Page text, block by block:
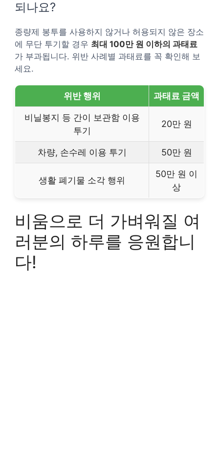
되나요?
종량제 봉투를 사용하지 않거나 허용되지 않은 장소
에 무단 투기할 경우 최대 100만 원 이하의 과태료
가 부과됩니다. 위반 사례별 과태료를 꼭 확인해 보
세요.
위반 행위 과태료 금액
비닐봉지 등 간이 보관함 이용
투기
20만 원
차량, 손수레 이용 투기 50만 원
생활 폐기물 소각 행위
50만 원 이
상
비움으로 더 가벼워질 여
러분의 하루를 응원합니
다!